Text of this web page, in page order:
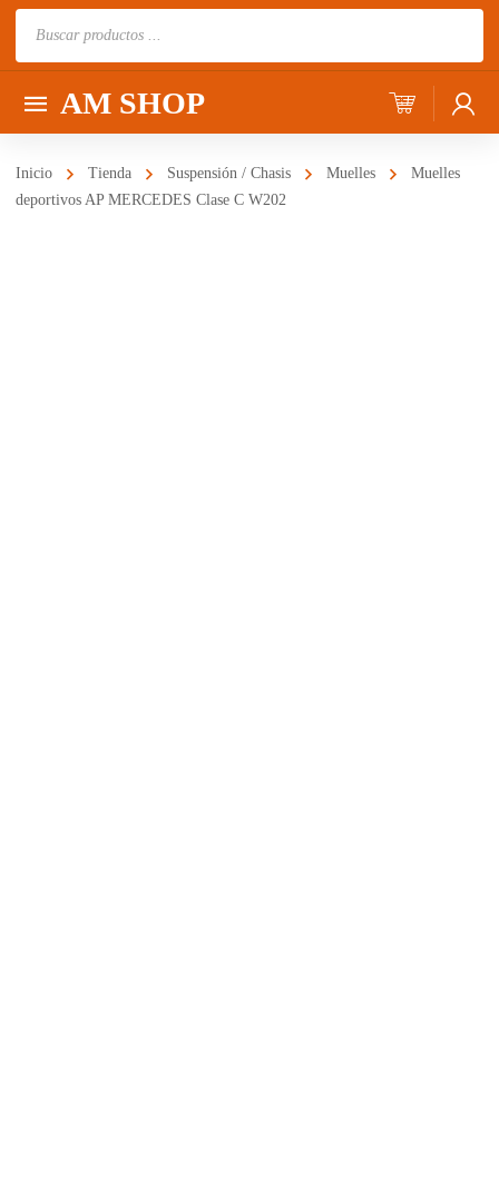
AM SHOP
Inicio Tienda Suspensión / Chasis Muelles
Muelles
deportivos AP MERCEDES Clase C W202